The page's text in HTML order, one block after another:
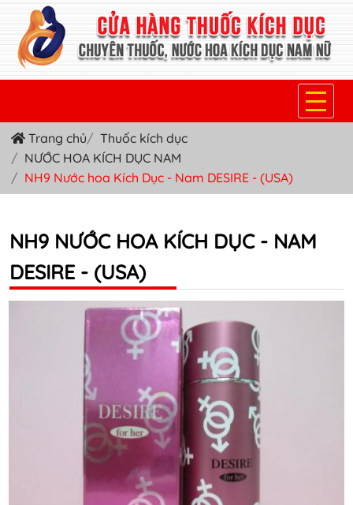
TRANG CHỦ
THUỐC KÍCH DỤC NỮ
THUỐC VIÊN KÍCH DỤC NAM
SẢN PHẨM KHÁC
TIN TỨC & BLOG
Trang chủ
Thuốc kích dục
NƯỚC HOA KÍCH DỤC NAM
NH9 Nước hoa Kích Dục - Nam DESIRE - (USA)
NH9 NƯỚC HOA KÍCH DỤC - NAM
DESIRE - (USA)